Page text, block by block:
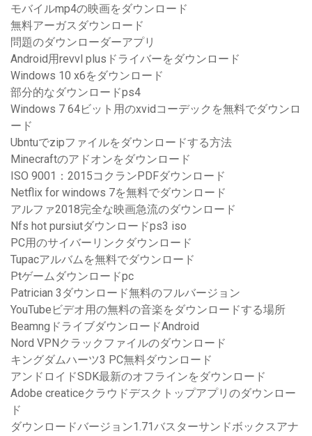
モバイルmp4の映画をダウンロード
無料アーガスダウンロード
問題のダウンローダーアプリ
Android用revvl plusドライバーをダウンロード
Windows 10 x6をダウンロード
部分的なダウンロードps4
Windows 7 64ビット用のxvidコーデックを無料でダウンロ
ード
Ubntuでzipファイルをダウンロードする方法
Minecraftのアドオンをダウンロード
ISO 9001：2015コクランPDFダウンロード
Netflix for windows 7を無料でダウンロード
アルファ2018完全な映画急流のダウンロード
Nfs hot pursiutダウンロードps3 iso
PC用のサイバーリンクダウンロード
Tupacアルバムを無料でダウンロード
Ptゲームダウンロードpc
Patrician 3ダウンロード無料のフルバージョン
YouTubeビデオ用の無料の音楽をダウンロードする場所
BeamngドライブダウンロードAndroid
Nord VPNクラックファイルのダウンロード
キングダムハーツ3 PC無料ダウンロード
アンドロイドSDK最新のオフラインをダウンロード
Adobe creaticeクラウドデスクトップアプリのダウンロー
ド
ダウンロードバージョン1.71バスターサンドボックスアナ